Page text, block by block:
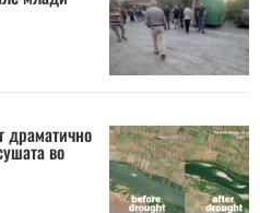
драматично
во